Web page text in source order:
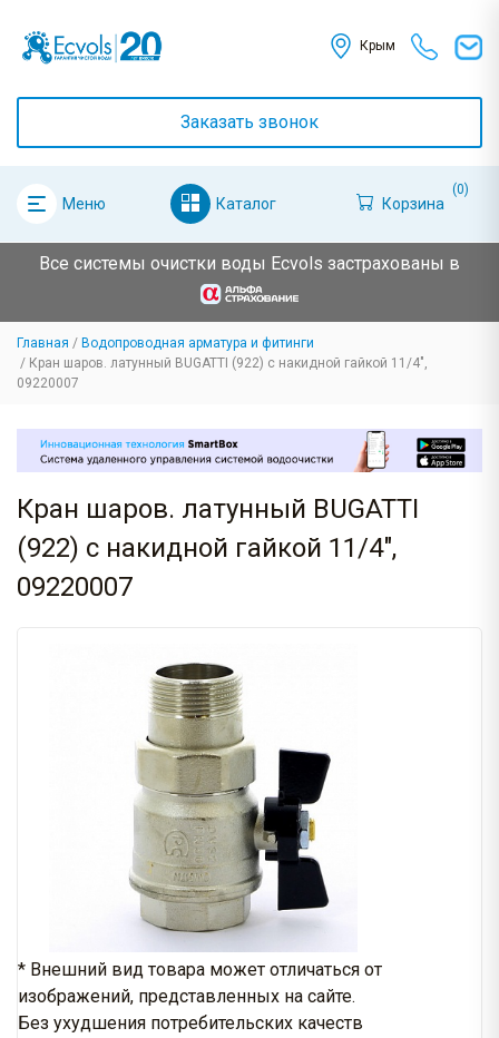
Крым
Заказать звонок
Меню Каталог Корзина
(0)
Все системы очистки воды Ecvols застрахованы в
Главная
Водопроводная арматура и фитинги
Кран шаров. латунный BUGATTI (922) с накидной гайкой 11/4",
09220007
Кран шаров. латунный BUGATTI
(922) с накидной гайкой 11/4",
09220007
* Внешний вид товара может отличаться от
изображений, представленных на сайте.
Без ухудшения потребительских качеств